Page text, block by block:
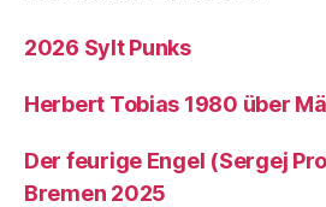
2026 Sylt Punks
Herbert Tobias 1980 über
Der feurige Engel (Sergej
Bremen 2025